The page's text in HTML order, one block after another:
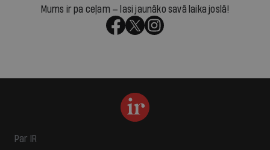
Mums ir pa ceļam — lasi jaunāko savā laika joslā!
Par IR